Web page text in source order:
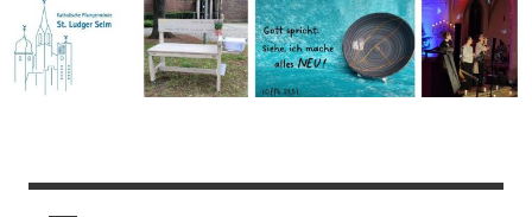
Inhalt
springen
Pfarrgemeinde